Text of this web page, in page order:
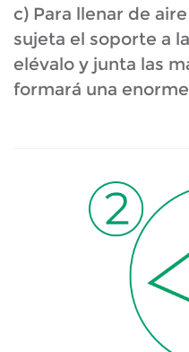
c) Para llenar de
sujeta el soporte a
elévalo y junta las
formará una